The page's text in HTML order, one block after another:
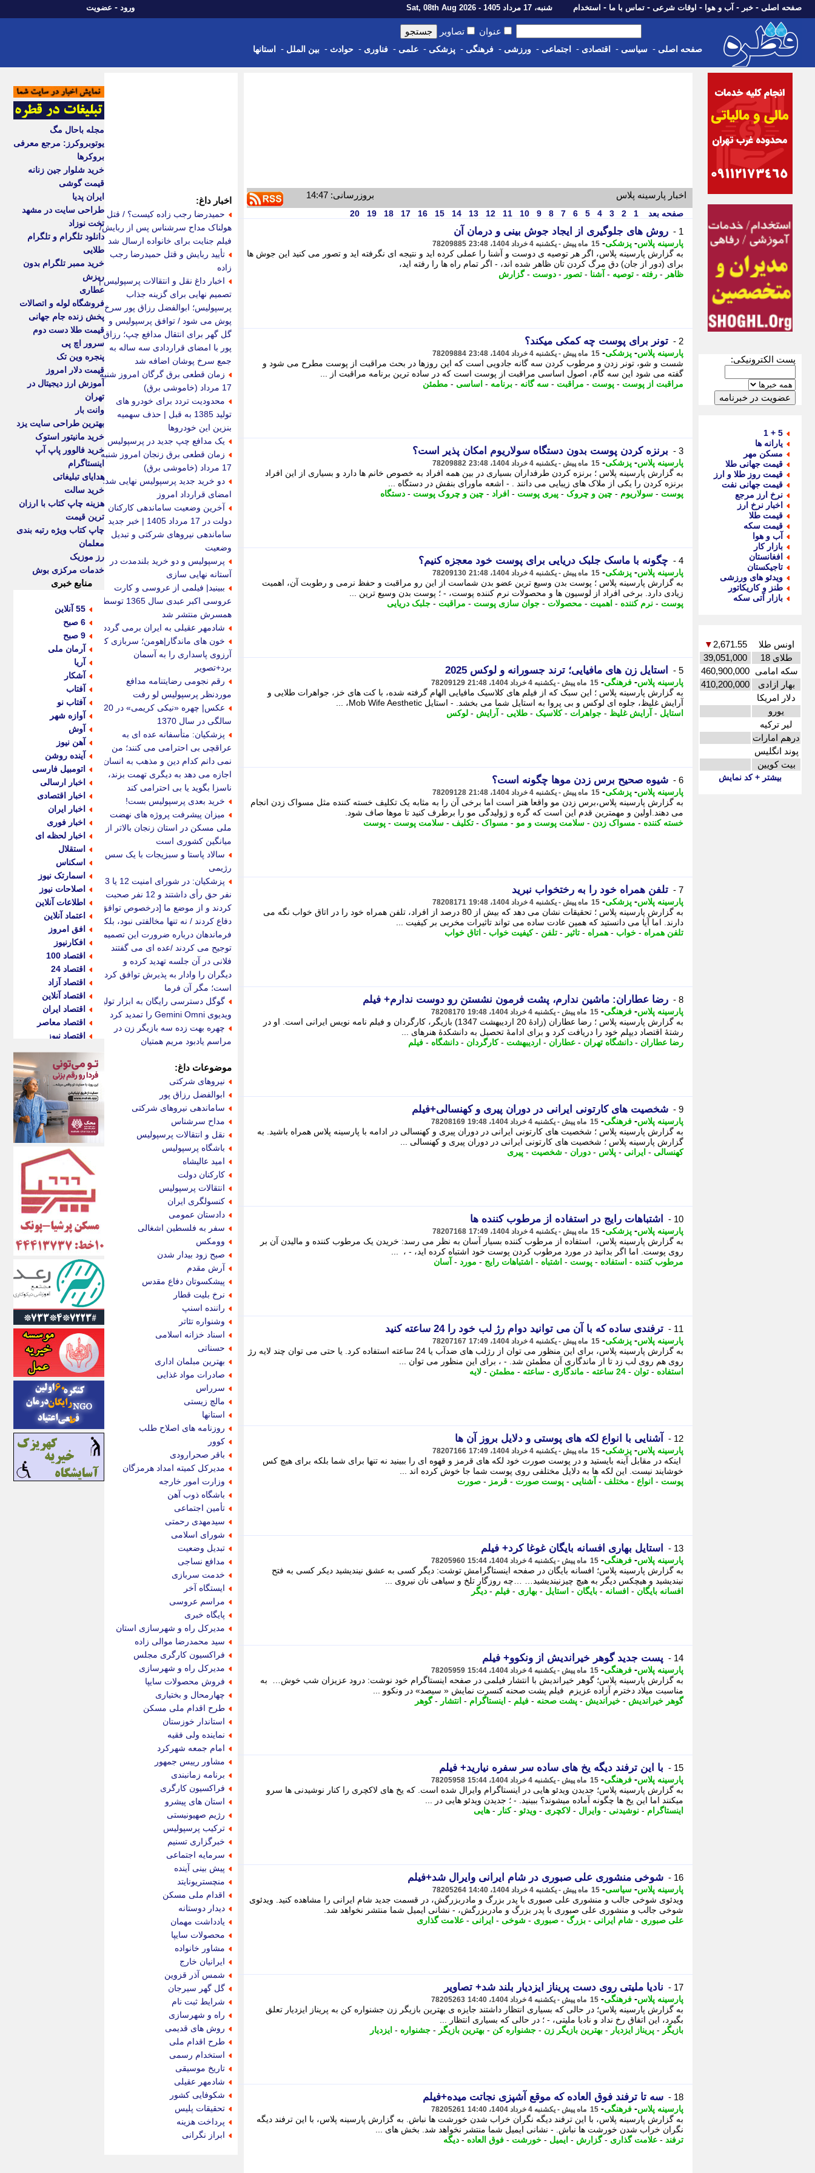
صفحه اصلی - خبر - آب و هوا - اوقات شرعی - تماس با ما - استخدام شنبه، 17 مرداد 1405 - Sat, 08th Aug 2026 ورود - عضویت
عنوان تصاویر
صفحه اصلی - سیاسی - اقتصادی - اجتماعی - ورزشی - فرهنگی - پزشکی - علمی - فناوری - حوادث - بین الملل - استانها
پست الکترونیکی:
5 + 1
یارانه ها
مسکن مهر
قیمت جهانی طلا
قیمت روز طلا و ارز
قیمت جهانی نفت
نرخ ارز مرجع
اخبار نرخ ارز
قیمت طلا
قیمت سکه
آب و هوا
بازار کار
افغانستان
تاجیکستان
ویدئو های ورزشی
طنز و کاریکاتور
بازار آتی سکه
اونس طلا 2,671.55
▼
طلای 18
39,051,000
سکه امامی 460,900,000
بهار ازادی
410,200,000
دلار امریکا
یورو
لیر ترکیه
درهم امارات
پوند انگلیس
بیت کویین
بیشتر + کد نمایش
اخبار پارسینه پلاس بروزرسانی: 14:47
صفحه بعد 1
2
3
4
5
6
7
8
9
10
11
12
13
14
15
16
17
18
19
20
1 - روش های جلوگیری از ایجاد جوش بینی و درمان آن
پارسینه پلاس- پزشکی- 15 ماه پیش - یکشنبه 4 خرداد 1404، 23:48 78209885
به گزارش پارسینه پلاس، اگر هر توصیه ی دوست و آشنا را عملی کرده اید و نتیجه ای نگرفته اید و تصور می کنید این جوش ها
برای (دور از جان) دق مرگ کردن تان ظاهر شده اند، - اگر تمام راه ها را رفته اید،
ظاهر - رفته - توصیه - آشنا - تصور - دوست -گزارش
2 - تونر برای پوست چه کمکی میکند؟
پارسینه پلاس- پزشکی- 15 ماه پیش - یکشنبه 4 خرداد 1404، 23:48 78209884
شست و شو، تونر زدن و مرطوب کردن سه گانه جادویی است که این روزها در بحث مراقبت از پوست مطرح می شود و
گفته می شود این سه گام، اصول اساسی مراقبت از پوست است که در ساده ترین برنامه مراقبت از ...
مراقبت از پوست - پوست - مراقبت - سه گانه - برنامه - اساسی - مطمئن
3 - برنزه کردن پوست بدون دستگاه سولاریوم امکان پذیر است؟
پارسینه پلاس- پزشکی- 15 ماه پیش - یکشنبه 4 خرداد 1404، 23:48 78209882
به گزارش پارسینه پلاس ؛ برنزه کردن طرفداران بسیاری در بین همه افراد به خصوص خانم ها دارد و بسیاری از این افراد
برنزه کردن را یکی از ملاک های زیبایی می دانند . - اشعه ماورای بنفش در دستگاه ...
پوست - سولاریوم - چین و چروک - پیری پوست - افراد - چین و چروک پوست - دستگاه
4 - چگونه با ماسک جلبک دریایی برای پوست خود معجزه کنیم؟
پارسینه پلاس- پزشکی- 15 ماه پیش - یکشنبه 4 خرداد 1404، 21:48 78209130
به گزارش پارسینه پلاس ؛ پوست بدن وسیع ترین عضو بدن شماست از این رو مراقبت و حفظ نرمی و رطوبت آن، اهمیت
زیادی دارد. برخی افراد از لوسیون ها و محصولات نرم کننده پوست، - ؛ پوست بدن وسیع ترین ...
پوست - نرم کننده - اهمیت - محصولات - جوان سازی پوست - مراقبت - جلبک دریایی
5 - استایل زن های مافیایی؛ ترند جسورانه و لوکس 2025
پارسینه پلاس- فرهنگی- 15 ماه پیش - یکشنبه 4 خرداد 1404، 21:48 78209129
به گزارش پارسینه پلاس ؛ این سبک که از فیلم های کلاسیک مافیایی الهام گرفته شده، با کت های خز، جواهرات طلایی و
آرایش غلیظ، جلوه ای لوکس و بی پروا به استایل شما می بخشد. - استایل Mob Wife Aesthetic، ...
استایل - آرایش غلیظ - جواهرات -کلاسیک - طلایی - آرایش - لوکس
6 - شیوه صحیح برس زدن موها چگونه است؟
پارسینه پلاس- پزشکی- 15 ماه پیش - یکشنبه 4 خرداد 1404، 21:48 78209128
به گزارش پارسینه پلاس،برس زدن مو واقعا هنر است اما برخی آن را به مثابه یک تکلیف خسته کننده مثل مسواک زدن انجام
می دهند.اولین و مهمترین قدم این است که گره و ژولیدگی مو را برطرف کنید تا موها صاف شود.
خسته کننده - مسواک زدن - سلامت پوست و مو - مسواک - تکلیف - سلامت پوست - پوست
7 - تلفن همراه خود را به رختخواب نبرید
پارسینه پلاس- پزشکی- 15 ماه پیش - یکشنبه 4 خرداد 1404، 19:48 78208171
به گزارش پارسینه پلاس ؛ تحقیقات نشان می دهد که بیش از 80 درصد از افراد، تلفن همراه خود را در اتاق خواب نگه می
دارند. اما آیا می دانستید که همین عادت ساده می تواند تاثیرات مخربی بر کیفیت ...
تلفن همراه - خواب - همراه - تاثیر - تلفن -کیفیت خواب - اتاق خواب
8 - رضا عطاران: ماشین ندارم، پشت فرمون نشستن رو دوست ندارم+ فیلم
پارسینه پلاس- فرهنگی- 15 ماه پیش - یکشنبه 4 خرداد 1404، 19:48 78208170
به گزارش پارسینه پلاس ؛ رضا عطاران (زادهٔ 20 اردیبهشت 1347) بازیگر، کارگردان و فیلم نامه نویس ایرانی است. او در
رشتهٔ اقتصاد دیپلم خود را دریافت کرد و برای ادامهٔ تحصیل به دانشکدهٔ هنرهای ...
رضا عطاران - دانشگاه تهران - عطاران - اردیبهشت -کارگردان - دانشگاه - فیلم
9 - شخصیت های کارتونی ایرانی در دوران پیری و کهنسالی+فیلم
پارسینه پلاس- فرهنگی- 15 ماه پیش - یکشنبه 4 خرداد 1404، 19:48 78208169
به گزارش پارسینه پلاس ؛ شخصیت های کارتونی ایرانی در دوران پیری و کهنسالی در ادامه با پارسینه پلاس همراه باشید. به
گزارش پارسینه پلاس ؛ شخصیت های کارتونی ایرانی در دوران پیری و کهنسالی ...
کهنسالی - ایرانی - پلاس - دوران - شخصیت - پیری
10 - اشتباهات رایج در استفاده از مرطوب کننده ها
پارسینه پلاس- پزشکی- 15 ماه پیش - یکشنبه 4 خرداد 1404، 17:49 78207168
به گزارش پارسینه پلاس، استفاده از مرطوب کننده بسیار آسان به نظر می رسد: خریدن یک مرطوب کننده و مالیدن آن بر
روی پوست. اما اگر بدانید در مورد مرطوب کردن پوست خود اشتباه کرده اید، - ، ...
مرطوب کننده - استفاده - پوست - اشتباه - اشتباهات رایج - مورد - آسان
11 - ترفندی ساده که با آن می توانید دوام رژ لب خود را 24 ساعته کنید
پارسینه پلاس- پزشکی- 15 ماه پیش - یکشنبه 4 خرداد 1404، 17:49 78207167
به گزارش پارسینه پلاس، برای این منظور می توان از رژلب های ضدآب یا 24 ساعته استفاده کرد. یا حتی می توان چند لایه رژ
روی هم روی لب زد تا از ماندگاری آن مطمئن شد. - ، برای این منظور می توان ...
استفاده - توان - 24 ساعته - ماندگاری - ساعته - مطمئن - لایه
12 - آشنایی با انواع لکه های پوستی و دلایل بروز آن ها
پارسینه پلاس- پزشکی- 15 ماه پیش - یکشنبه 4 خرداد 1404، 17:49 78207166
اینکه در مقابل آینه بایستید و در پوست صورت خود لکه های قرمز و قهوه ای را ببینید نه تنها برای شما بلکه برای هیچ کس
خوشایند نیست. این لکه ها به دلایل مختلفی روی پوست شما جا خوش کرده اند ...
پوست - انواع - مختلف - آشنایی - پوست صورت - قرمز - صورت
13 - استایل بهاری افسانه بایگان غوغا کرد+ فیلم
پارسینه پلاس- فرهنگی- 15 ماه پیش - یکشنبه 4 خرداد 1404، 15:44 78205960
به گزارش پارسینه پلاس؛ افسانه بایگان در صفحه اینستاگرامش توشت: دیگر کسی به عشق نیندیشید دیکر کسی به فتح
نیندیشید و هیچکس دیگر به هیچ چیزنیندیشید… …چه روزگار تلخ و سیاهی نان نیروی ...
افسانه بایگان - افسانه - بایگان - استایل - بهاری - فیلم - دیگر
14 - پست جدید گوهر خیراندیش از ونکوو+ فیلم
پارسینه پلاس- فرهنگی- 15 ماه پیش - یکشنبه 4 خرداد 1404، 15:44 78205959
به گزارش پارسینه پلاس؛ گوهر خیراندیش با انتشار فیلمی در صفحه اینستاگرام خود نوشت: درود عزیزان شب خوش… به
مناسبت میلاد دخترم آزاده عزیزم فیلم پشت صحنه کنسرت نمایش « سیصد» در ونکوو ...
گوهر خیراندیش - خیراندیش - پشت صحنه - فیلم - اینستاگرام - انتشار -گوهر
15 - با این ترفند دیگه یخ های ساده سر سفره نیارید+ فیلم
پارسینه پلاس- فرهنگی- 15 ماه پیش - یکشنبه 4 خرداد 1404، 15:44 78205958
به گزارش پارسینه پلاس؛ جدیدن ویدئو هایی در اینستاگرام وایرال شده است. که یخ های لاکچری را کنار نوشیدنی ها سرو
میکنند اما این یخ ها چگونه آماده میشوند؟ ببینید. - ؛ جدیدن ویدئو هایی در ...
اینستاگرام - نوشیدنی - وایرال - لاکچری - ویدئو -کنار - هایی
16 - شوخی منشوری علی صبوری در شام ایرانی وایرال شد+فیلم
پارسینه پلاس- سیاسی- 15 ماه پیش - یکشنبه 4 خرداد 1404، 14:40 78205264
ویدئوی شوخی جالب و منشوری علی صبوری با پدر بزرگ و مادربزرگش، در قسمت جدید شام ایرانی را مشاهده کنید. ویدئوی
شوخی جالب و منشوری علی صبوری با پدر بزرگ و مادربزرگش، - نشانی ایمیل شما منتشر نخواهد شد.
علی صبوری - شام ایرانی - بزرگ - صبوری - شوخی - ایرانی - علامت گذاری
17 - نادیا ملیتی روی دست پریناز ایزدیار بلند شد+ تصاویر
پارسینه پلاس- فرهنگی- 15 ماه پیش - یکشنبه 4 خرداد 1404، 14:40 78205263
به گزارش پارسینه پلاس؛ در حالی که بسیاری انتظار داشتند جایزه ی بهترین بازیگر زن جشنواره کن به پریناز ایزدیار تعلق
بگیرد، این اتفاق رخ نداد و نادیا ملیتی، - ؛ در حالی که بسیاری انتظار ...
بازیگر - پریناز ایزدیار - بهترین بازیگر زن - جشنواره کن - بهترین بازیگر - جشنواره - ایزدیار
18 - سه تا ترفند فوق العاده که موقع آشپزی نجاتت میده+فیلم
پارسینه پلاس- فرهنگی- 15 ماه پیش - یکشنبه 4 خرداد 1404، 14:40 78205261
به گزارش پارسینه پلاس، با این ترفند دیگه نگران خراب شدن خورشت ها نباش. به گزارش پارسینه پلاس، با این ترفند دیگه
نگران خراب شدن خورشت ها نباش. - نشانی ایمیل شما منتشر نخواهد شد. بخش های ...
ترفند - علامت گذاری -گزارش - ایمیل - خورشت - فوق العاده - دیگه
اخبار داغ:
حمیدرضا رجب زاده کیست؟ / قتل
هولناک مداح سرشناس پس از ربایش/
فیلم جنایت برای خانواده ارسال شد
تأیید ربایش و قتل حمیدرضا رجب
زاده
اخبار داغ نقل و انتقالات پرسپولیس |
تصمیم نهایی برای گزینه جذاب
پرسپولیس؛ ابوالفضل رزاق پور سرخ
پوش می شود / توافق پرسپولیس و
گل گهر برای انتقال مدافع چپ؛ رزاق
پور با امضای قراردادی سه ساله به
جمع سرخ پوشان اضافه شد
زمان قطعی برق گرگان امروز شنبه
17 مرداد (خاموشی برق)
محدودیت تردد برای خودرو های
تولید 1385 به قبل | حذف سهمیه
بنزین این خودروها
یک مدافع چپ جدید در پرسپولیس
زمان قطعی برق زنجان امروز شنبه
17 مرداد (خاموشی برق)
دو خرید جدید پرسپولیس نهایی شد؛
امضای قرارداد امروز
آخرین وضعیت ساماندهی کارکنان
دولت در 17 مرداد 1405 | خبر جدید
ساماندهی نیروهای شرکتی و تبدیل
وضعیت
پرسپولیس و دو خرید بلندمدت در
آستانه نهایی سازی
ببینید| فیلمی از عروسی و کارت
عروسی اکبر عبدی سال 1365 توسط
همسرش منتشر شد
شادمهر عقیلی به ایران برمی گردد؟
خون های ماندگار|هومن؛ سربازی که
آرزوی پاسداری را به آسمان
برد+تصویر
رقم نجومی رضایتنامه مدافع
موردنظر پرسپولیس لو رفت
عکس| چهره «نیکی کریمی» در 20
سالگی در سال 1370
پزشکیان: متأسفانه عده ای به
عراقچی بی احترامی می کنند؛ من
نمی دانم کدام دین و مذهب به انسان
اجازه می دهد به دیگری تهمت بزند،
ناسزا بگوید یا بی احترامی کند
خرید بعدی پرسپولیس بست!
میزان پیشرفت پروژه های نهضت
ملی مسکن در استان زنجان بالاتر از
میانگین کشوری است
سالاد پاستا و سبزیجات با یک سس
رژیمی
پزشکیان: در شورای امنیت 12 یا 13
نفر حق رأی داشتند و 12 نفر صحبت
کردند و از موضع ما [درخصوص توافق]
دفاع کردند / نه تنها مخالفتی نبود، بلکه
فرماندهان درباره ضرورت این تصمیم
توجیح می کردند /عده ای می گفتند
فلانی در آن جلسه تهدید کرده و
دیگران را وادار به پذیرش توافق کرده
است؛ مگر آن فرما
گوگل دسترسی رایگان به ابزار تولید
ویدیوی Gemini Omni را تمدید کرد
چهره بهت زده سه بازیگر زن در
مراسم یادبود مریم همتیان
موضوعات داغ:
نیروهای شرکتی
ابوالفضل رزاق پور
ساماندهی نیروهای شرکتی
مداح سرشناس
نقل و انتقالات پرسپولیس
باشگاه پرسپولیس
امید عالیشاه
کارکنان دولت
انتقالات پرسپولیس
کنسولگری ایران
دادستان عمومی
سفر به فلسطین اشغالی
وومکس
صبح زود بیدار شدن
آرش مقدم
پیشکسوتان دفاع مقدس
نرخ بلیت قطار
راننده اسنپ
وشنواره تئاتر
اسناد خزانه اسلامی
حسناتی
بهترین مبلمان اداری
صادرات مواد غذایی
سرراس
مالچ زیستی
استانها
روزنامه های اصلاح طلب
کوور
باقر صحرارودی
مدیرکل کمیته امداد هرمزگان
وزارت امور خارجه
باشگاه ذوب آهن
تأمین اجتماعی
سیدمهدی رحمتی
شورای اسلامی
تبدیل وضعیت
مدافع نساجی
خدمت سربازی
ایستگاه آخر
مراسم عروسی
پایگاه خبری
مدیرکل راه و شهرسازی استان
سید محمدرضا موالی زاده
فراکسیون کارگری مجلس
مدیرکل راه و شهرسازی
فروش محصولات سایپا
چهارمحال و بختیاری
طرح اقدام ملی مسکن
استاندار خوزستان
نماینده ولی فقیه
امام جمعه شهرکرد
مشاور رییس جمهور
برنامه زمانبندی
فراکسیون کارگری
استان های پیشرو
رژیم صهیونیستی
ترکیب پرسپولیس
خبرگزاری تسنیم
سرمایه اجتماعی
پیش بینی آینده
منچستریونایتد
اقدام ملی مسکن
دیدار دوستانه
یادداشت مهمان
محصولات سایپا
مشاور خانواده
ایرانیان خارج
شمس آذر قزوین
گل گهر سیرجان
شرایط ثبت نام
راه و شهرسازی
روش های قدیمی
طرح اقدام ملی
استخدام رسمی
تاریخ موسیقی
شادمهر عقیلی
شکوفایی کشور
تحقیقات پلیس
پرداخت هزینه
ابراز نگرانی
مجله باحال مگ
یوتوبروکرز: مرجع معرفی
بروکرها
خرید شلوار جین زنانه
قیمت گوشی
ایران پدیا
طراحی سایت در مشهد
تخت نوزاد
دانلود تلگرام و تلگرام
طلایی
خرید ممبر تلگرام بدون
ریزش
عطاری
فروشگاه لوله و اتصالات
پخش زنده جام جهانی
قیمت طلا دست دوم
سرور اچ پی
پنجره وین تک
قیمت دلار امروز
آموزش ارز دیجیتال در
تهران
وانت بار
بهترین طراحی سایت یزد
خرید مانیتور استوک
خرید فالوور پاپ آپ
اینستاگرام
هدایای تبلیغاتی
خرید سالت
هزینه چاپ کتاب با ارزان
ترین قیمت
چاپ کتاب ویژه رتبه بندی
معلمان
رز موزیک
خدمات مرکزی بوش
منابع خبری
55 آنلاین
6 صبح
9 صبح
آرمان ملی
آریا
آشکار
آفتاب
آفتاب نو
آوازه شهر
آوش
آهن نیوز
آینده روشن
اتومبیل فارسی
اخبار ارسالی
اخبار اقتصادی
اخبار ایران
اخبار فوری
اخبار لحظه ای
استقلال
اسکناس
اسمارتک نیوز
اصلاحات نیوز
اطلاعات آنلاین
اعتماد آنلاین
افق امروز
افکارنیوز
اقتصاد 100
اقتصاد 24
اقتصاد آزاد
اقتصاد آنلاین
اقتصاد ایران
اقتصاد معاصر
اقتصاد نیوز
اکوفارس
اکونگار
اکونیوز
الف
انتشار آنلاین
اندیشه قرن
اندیشه معاصر
اندیشه ها
انرژی پرس
ای استخدام
ایتنا
ایراف
ایران آرت
ایران آنلاین
ایران زندگی
ایران فوری
ایرانی روز
ایرانیتال
ایرنا
ایسکانیوز
ایسنا
ایکنا
ایلنا
اینتیتر
ایونا نیوز
بازتاب آنلاین
باشگاه خبرنگاران
باغستان نیوز
بامبوک
ببین و بخون
بدینسان
بنکر